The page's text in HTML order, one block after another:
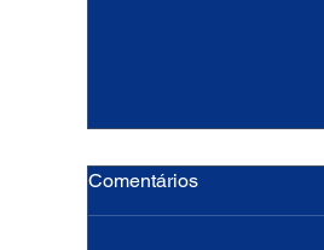
Comentários